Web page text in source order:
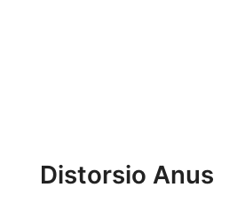
Distorsio Anus